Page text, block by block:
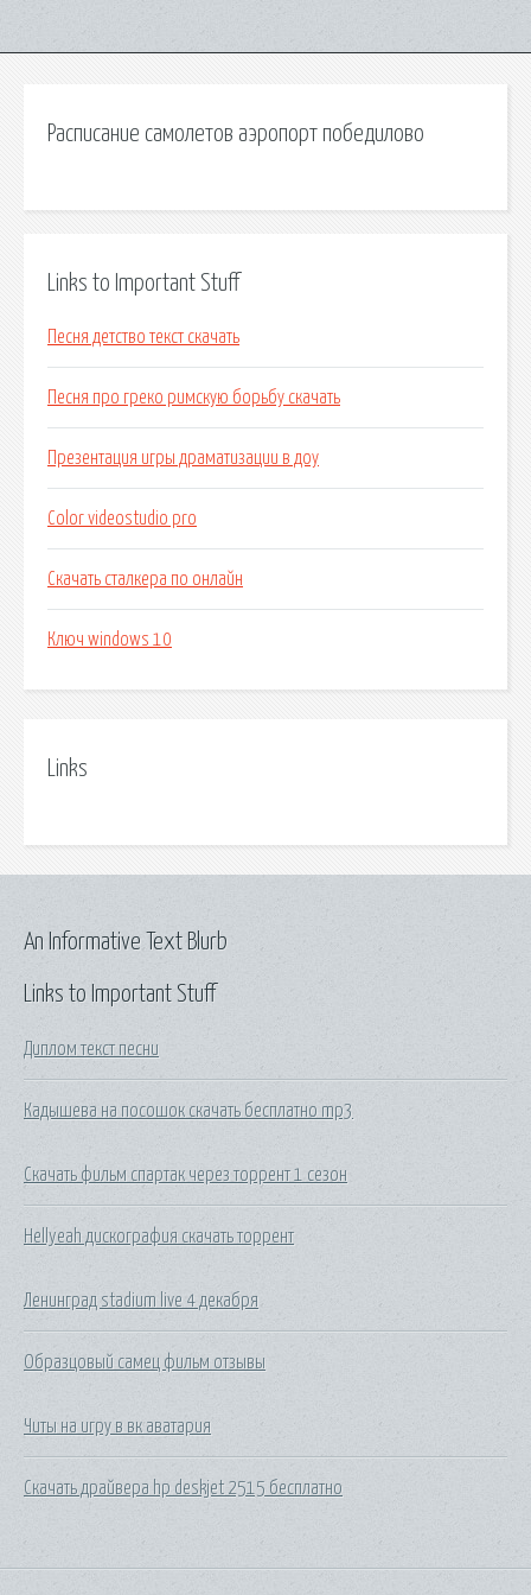
Расписание самолетов аэропорт победилово
Links to Important Stuff
Песня детство текст скачать
Песня про греко римскую борьбу скачать
Презентация игры драматизации в доу
Color videostudio pro
Скачать сталкера по онлайн
Ключ windows 10
Links
Links to Important Stuff
Диплом текст песни
Кадышева на посошок скачать бесплатно mp3
Скачать фильм спартак через торрент 1 сезон
Hellyeah дискография скачать торрент
Ленинград stadium live 4 декабря
Образцовый самец фильм отзывы
Читы на игру в вк аватария
Скачать драйвера hp deskjet 2515 бесплатно
An Informative Text Blurb